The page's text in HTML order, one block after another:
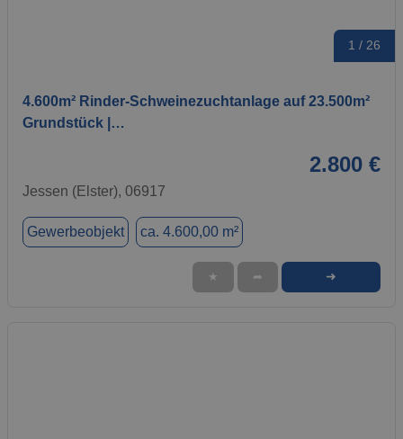
1 / 26
4.600m² Rinder-Schweinezuchtanlage auf 23.500m²
Grundstück |…
2.800 €
Jessen (Elster), 06917
Gewerbeobjekt ca. 4.600,00 m²
★ ➦ ➜